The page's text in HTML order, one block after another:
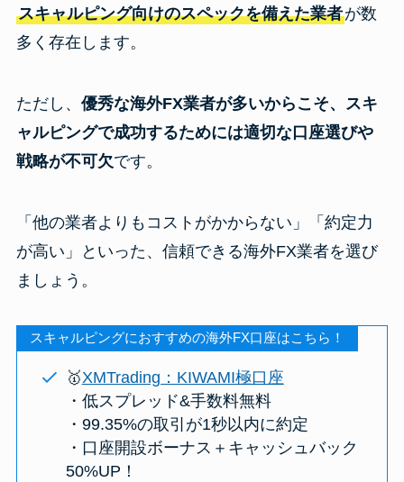
スキャルピング向けのスペックを備えた業者が数
多く存在します。
ただし、 優秀な海外FX業者が多いからこそ、スキ
ャルピングで成功するためには適切な口座選びや
戦略が不可欠です。
「他の業者よりもコストがかからない」「約定力
が高い」といった、信頼できる海外FX業者を選び
ましょう。
スキャルピングにおすすめの海外FX口座はこちら！
🥇XMTrading：KIWAMI極口座
・低スプレッド&手数料無料
・99.35%の取引が1秒以内に約定
・口座開設ボーナス＋キャッシュバック
50%UP！